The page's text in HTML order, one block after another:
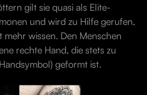
gilt sie quasi als Elite-
und wird zu Hilfe gerufen,
mehr wissen. Den Menschen
rechte Hand, die stets zu
geformt ist.